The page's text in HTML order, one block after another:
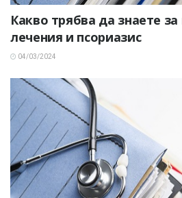
Какво трябва да знаете
лечения и псориазис
04/03/2024